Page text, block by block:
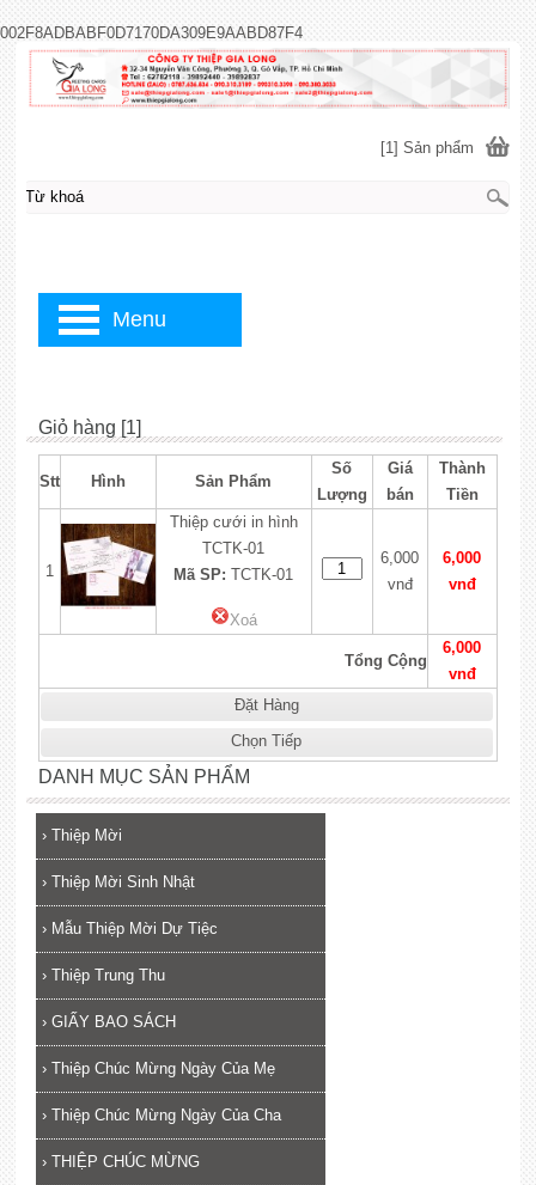
002F8ADBABF0D7170DA309E9AABD87F4
Giỏ hàng [1]
Stt Hình Sản Phẩm
Số
Lượng
Giá
bán
Thành
Tiền
1
Thiệp cưới in hình
TCTK-01
Mã SP: TCTK-01
Xoá
6,000
vnđ
6,000
vnđ
Tổng Cộng
6,000
vnđ
Đặt Hàng
Chọn Tiếp
DANH MỤC SẢN PHẨM
› Thiệp Mời
› Thiệp Mời Sinh Nhật
› Mẫu Thiệp Mời Dự Tiệc
› Thiệp Trung Thu
› GIẤY BAO SÁCH
› Thiệp Chúc Mừng Ngày Của Mẹ
› Thiệp Chúc Mừng Ngày Của Cha
› THIỆP CHÚC MỪNG
[1] Sản phẩm
Menu